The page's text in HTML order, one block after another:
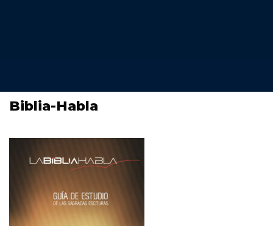
Biblia-Habla